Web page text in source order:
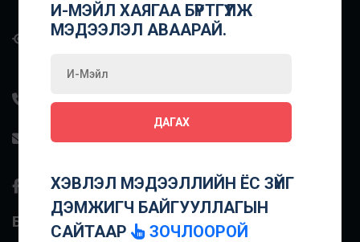
И-МЭЙЛ ХАЯГАА БҮРТГҮҮЛЖ
МЭДЭЭЛЭЛ АВААРАЙ.
ДАГАХ
ХЭВЛЭЛ МЭДЭЭЛЛИЙН ЁС ЗҮЙГ
ДЭМЖИГЧ БАЙГУУЛЛАГЫН
САЙТААР
ЗОЧЛООРОЙ
Улаанбаатар хот, Баянзүрх дүүрэг, 43-р хороо, Манлай
Баатар Дамдинсүрэнгийн гудамж, UB Tower, 10
+976-7000-0160
info@mediacouncil.mn
БУСАД ХОЛБООС